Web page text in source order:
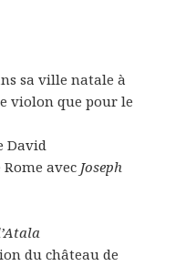
sa ville natale à
violon que pour le
David
avec Joseph
du château de